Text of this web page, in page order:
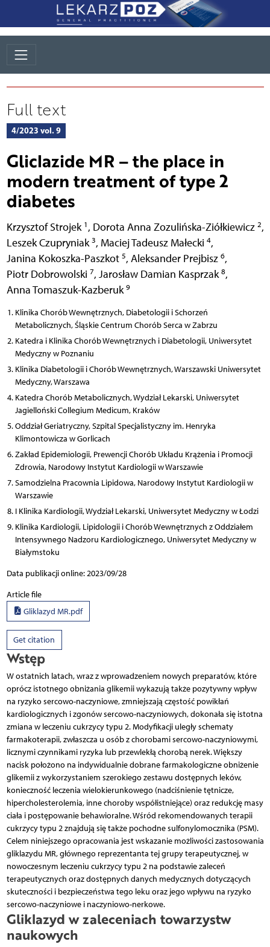
Full text
4/2023 vol. 9
Gliclazide MR – the place in
modern treatment of type 2
diabetes
Krzysztof Strojek 1 , Dorota Anna Zozulińska-Ziółkiewicz 2,
Leszek Czupryniak 3, Maciej Tadeusz Małecki 4,
Janina Kokoszka-Paszkot 5, Aleksander Prejbisz 6,
Piotr Dobrowolski 7, Jarosław Damian Kasprzak 8,
Anna Tomaszuk-Kazberuk 9
Klinika Chorób Wewnętrznych, Diabetologii i Schorzeń
Metabolicznych, Śląskie Centrum Chorób Serca w Zabrzu
Katedra i Klinika Chorób Wewnętrznych i Diabetologii, Uniwersytet
Medyczny w Poznaniu
Klinika Diabetologii i Chorób Wewnętrznych, Warszawski Uniwersytet
Medyczny, Warszawa
Katedra Chorób Metabolicznych, Wydział Lekarski, Uniwersytet
Jagielloński Collegium Medicum, Kraków
Oddział Geriatryczny, Szpital Specjalistyczny im. Henryka
Klimontowicza w Gorlicach
Zakład Epidemiologii, Prewencji Chorób Układu Krążenia i Promocji
Zdrowia, Narodowy Instytut Kardiologii w Warszawie
Samodzielna Pracownia Lipidowa, Narodowy Instytut Kardiologii w
Warszawie
I Klinika Kardiologii, Wydział Lekarski, Uniwersytet Medyczny w Łodzi
Klinika Kardiologii, Lipidologii i Chorób Wewnętrznych z Oddziałem
Intensywnego Nadzoru Kardiologicznego, Uniwersytet Medyczny w
Białymstoku
Data publikacji online: 2023/09/28
Article file
Gliklazyd MR.pdf
Get citation
Wstęp
W ostatnich latach, wraz z wprowadzeniem nowych preparatów, które
oprócz istotnego obniżania glikemii wykazują także pozytywny wpływ
na ryzyko sercowo-naczyniowe, zmniejszają częstość powikłań
kardiologicznych i zgonów sercowo-naczyniowych, dokonała się istotna
zmiana w leczeniu cukrzycy typu 2. Modyfikacji uległy schematy
farmakoterapii, zwłaszcza u osób z chorobami sercowo-naczyniowymi,
licznymi czynnikami ryzyka lub przewlekłą chorobą nerek. Większy
nacisk położono na indywidualnie dobrane farmakologiczne obniżenie
glikemii z wykorzystaniem szerokiego zestawu dostępnych leków,
konieczność leczenia wielokierunkowego (nadciśnienie tętnicze,
hipercholesterolemia, inne choroby współistniejące) oraz redukcję masy
ciała i postępowanie behawioralne. Wśród rekomendowanych terapii
cukrzycy typu 2 znajdują się także pochodne sulfonylomocznika (PSM).
Celem niniejszego opracowania jest wskazanie możliwości zastosowania
gliklazydu MR, głównego reprezentanta tej grupy terapeutycznej, w
nowoczesnym leczeniu cukrzycy typu 2 na podstawie zaleceń
terapeutycznych oraz dostępnych danych medycznych dotyczących
skuteczności i bezpieczeństwa tego leku oraz jego wpływu na ryzyko
sercowo-naczyniowe i naczyniowo-nerkowe.
Gliklazyd w zaleceniach towarzystw
naukowych